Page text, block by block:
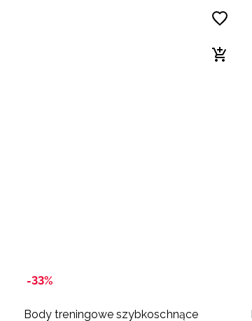
-33%
Body treningowe szybkoschnące